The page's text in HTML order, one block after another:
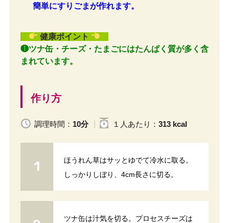
簡単にすりごまが作れます。
健康ポイント
❶ツナ缶・チーズ・たまごにはたんぱく質が多く含
まれています。
作り方
調理時間： 10分 １人 あたり ： 313 kcal
ほうれん草はサッとゆでて冷水に取る。
しっかりしぼり、4cm長さに切る。
ツナ缶は汁気を切る。プロセスチーズは